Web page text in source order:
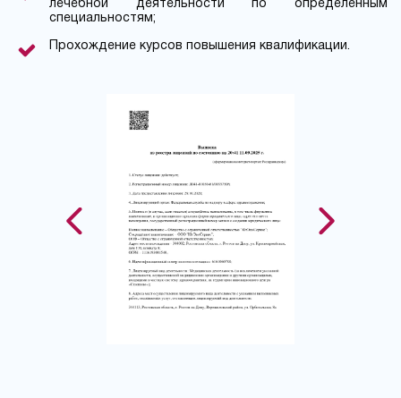
лечебной деятельности по определенным
специальностям;
Прохождение курсов повышения квалификации.